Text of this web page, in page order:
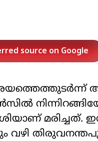
source on Google
മരിച്ചത്.
വഴി